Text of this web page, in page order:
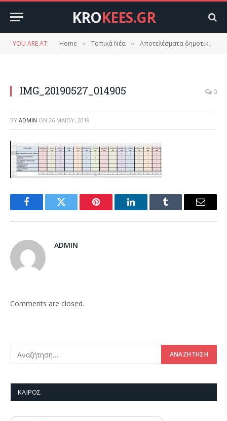
KROKEES.GR
YOU ARE AT: Home » Τοπικά Νέα » Αποτελέσματα δημοτικών εκλογών στο δήμο Ευρώτα. Τελευταία ενημέρωση.
IMG_20190527_014905 0
BY ADMIN ON 26 ΜΑΪ́ΟΥ, 2019
FacebookTwitter Pinterest LinkedInTumblr Email
ADMIN
Comments are closed.
ΚΑΙΡΌΣ